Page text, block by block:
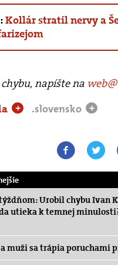
Kollár stratil nervy a
napíšte na
+ .slovensko +
Urobil chybu Ivan
utieka k temnej
muži sa trápia poruchami